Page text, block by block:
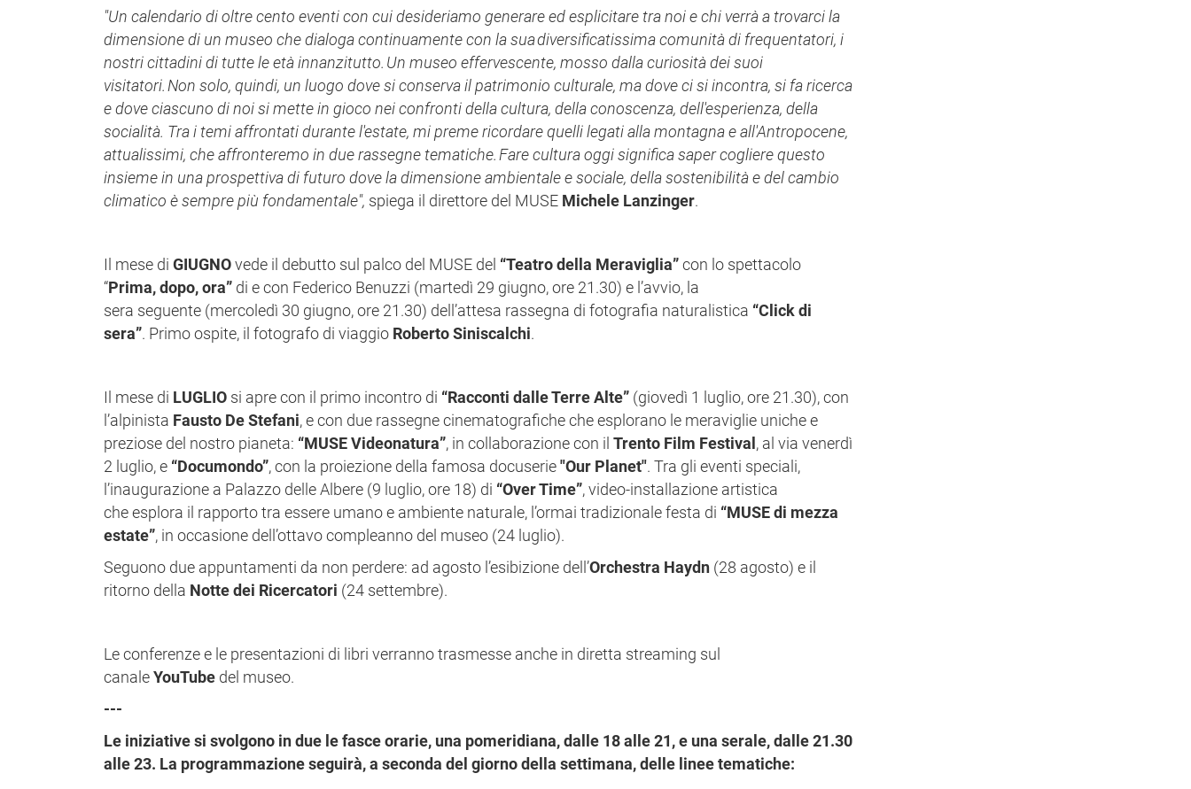
"Un calendario di oltre cento eventi con cui desideriamo generare ed esplicitare tra noi e chi verrà a trovarci la
dimensione di un museo che dialoga continuamente con la suadiversificatissima comunità di frequentatori, i
nostri cittadini di tutte le età innanzitutto. Un museo effervescente, mosso dalla curiosità dei suoi
visitatori. Non solo, quindi, un luogo dove si conserva il patrimonio culturale, ma dove ci si incontra, si fa ricerca
e dove ciascuno di noi si mette in gioco nei confronti della cultura, della conoscenza, dell'esperienza, della
socialità. Tra i temi affrontati durante l'estate, mi preme ricordare quelli legati alla montagna e all'Antropocene,
attualissimi, che affronteremo in due rassegne tematiche. Fare cultura oggi significa saper cogliere questo
insieme in una prospettiva di futuro dove la dimensione ambientale e sociale, della sostenibilità e del cambio
climatico è sempre più fondamentale", spiega il direttore del MUSE Michele Lanzinger.
Il mese di GIUGNOvede il debutto sul palco del MUSE del “Teatro della Meraviglia”con lo spettacolo
“Prima, dopo, ora” di e con Federico Benuzzi (martedì 29 giugno, ore 21.30) e l’avvio, la
sera seguente (mercoledì 30 giugno, ore 21.30) dell’attesa rassegna di fotografia naturalistica “Click di
sera”. Primo ospite, il fotografo di viaggio Roberto Siniscalchi.
Il mese di LUGLIO si apre con il primo incontro di “Racconti dalle Terre Alte” (giovedì 1 luglio, ore 21.30), con
l’alpinista Fausto De Stefani, e con due rassegne cinematografiche che esplorano le meraviglie uniche e
preziose del nostro pianeta: “MUSE Videonatura”, in collaborazione con il Trento Film Festival , al via venerdì
2 luglio,e “Documondo”, con la proiezione della famosa docuserie"Our Planet". Tra gli eventi speciali,
l’inaugurazione a Palazzo delle Albere (9 luglio, ore 18) di “Over Time”,video-installazione artistica
che esplora il rapporto tra essere umano e ambiente naturale, l’ormai tradizionale festa di “MUSE di mezza
estate”, in occasione dell’ottavo compleanno del museo (24 luglio).
Seguono due appuntamenti da non perdere: ad agosto l’esibizione dell’Orchestra Haydn (28 agosto) e il
ritorno della Notte dei Ricercatori (24 settembre).
Le conferenze e le presentazioni di libri verranno trasmesse anche in diretta streaming sul
canaleYouTube del museo.
---
Le iniziative si svolgono in due le fasce orarie, una pomeridiana, dalle 18 alle 21, e una serale, dalle 21.30
alle 23. La programmazione seguirà, a seconda del giorno della settimana, delle linee tematiche: